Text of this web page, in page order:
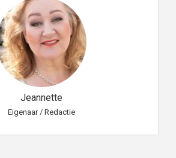
Jeannette
Eigenaar / Redactie